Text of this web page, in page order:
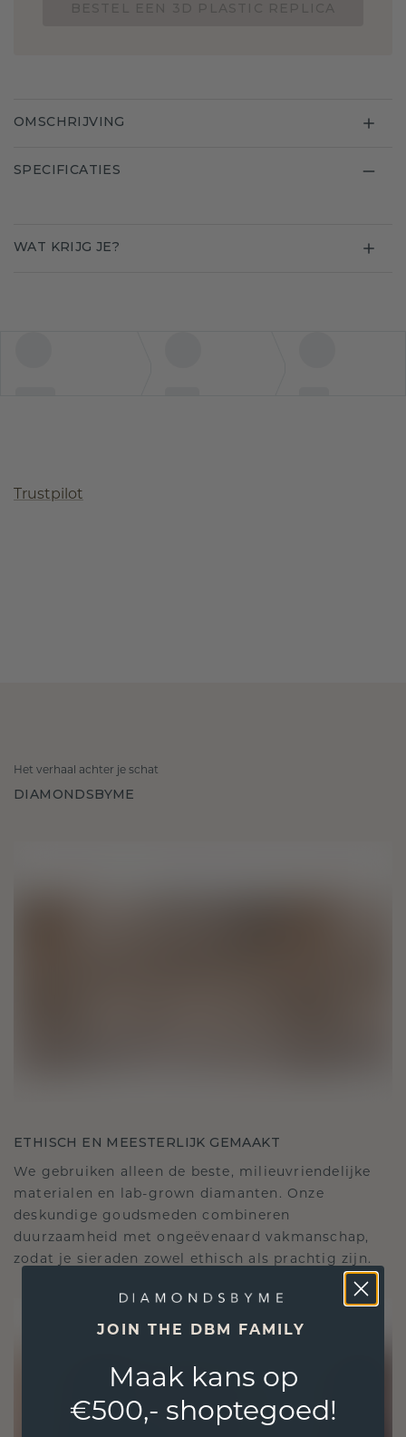
OMSCHRIJVING
SPECIFICATIES
WAT KRIJG JE?
Trustpilot
Het verhaal achter je schat
DIAMONDSBYME
ETHISCH EN MEESTERLIJK GEMAAKT
We gebruiken alleen de beste, milieuvriendelijke
materialen en lab-grown diamanten. Onze
deskundige goudsmeden combineren
duurzaamheid met ongeëvenaard vakmanschap,
zodat je sieraden zowel ethisch als prachtig zijn.
JOIN THE DBM FAMILY
Maak kans op
€500,- shoptegoed!